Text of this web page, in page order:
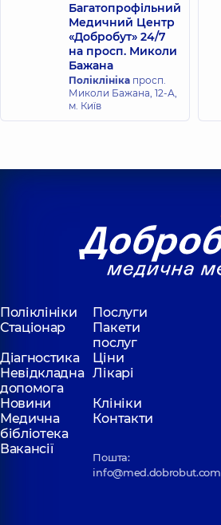
Багатопрофільний
Медичний Центр
«Добробут» 24/7
на просп. Миколи
Бажана
Поліклініка просп.
Миколи Бажана, 12-А,
м. Київ
Поліклініки
Послуги
Стаціонар
Пакети
послуг
Діагностика
Ціни
Невідкладна
допомога
Лікарі
Новини
Клініки
Медична
бібліотека
Контакти
Вакансії
Пошта:
info@med.dobrobut.com